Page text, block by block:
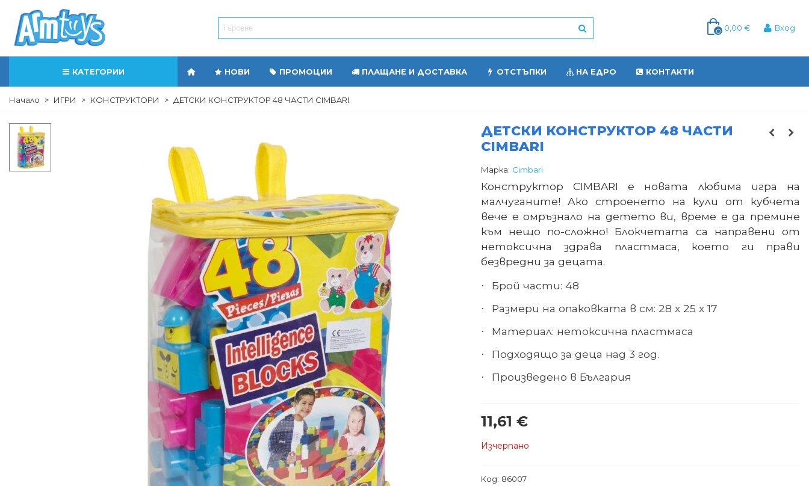
0 0,00 € Вход
КАТЕГОРИИ НОВИ ПРОМОЦИИ ПЛАЩАНЕ И ДОСТАВКА ОТСТЪПКИ НА ЕДРО КОНТАКТИ
Начало > ИГРИ > КОНСТРУКТОРИ > ДЕТСКИ КОНСТРУКТОР 48 ЧАСТИ CIMBARI
ДЕТСКИ КОНСТРУКТОР 48 ЧАСТИ
CIMBARI
Марка: Cimbari
Конструктор CIMBARI е новата любима игра на
малчуганите! Ако строенето на кули от кубчета
вече е омръзнало на детето ви, време е да премине
към нещо по-сложно! Блокчетата са направени от
нетоксична здрава пластмаса, което ги прави
безвредни за децата.
· Брой части: 48
· Размери на опаковката в см: 28 х 25 х 17
· Материал: нетоксична пластмаса
· Подходящо за деца над 3 год.
· Произведено в България
11,61 €
Изчерпано
Код: 86007